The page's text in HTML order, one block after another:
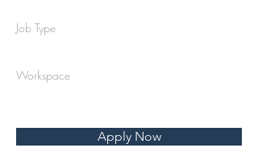
Job Type
Workspace
Apply Now